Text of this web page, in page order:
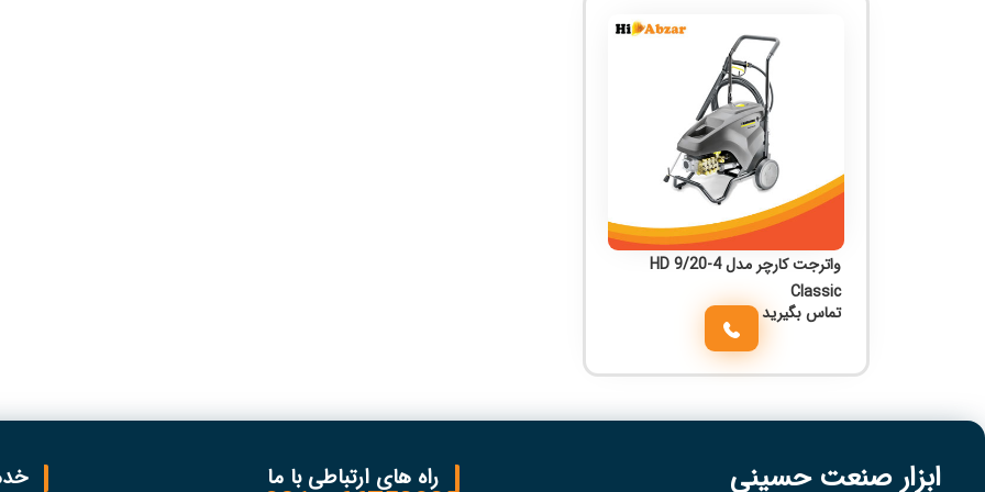
واترجت کارچر مدل HD 9/20-4
Classic
تماس بگیرید
ابزار صنعت حسینی راه های ارتباطی با ما